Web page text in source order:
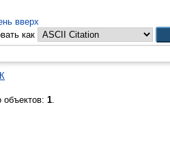
вверх
как
К
объектов: 1.